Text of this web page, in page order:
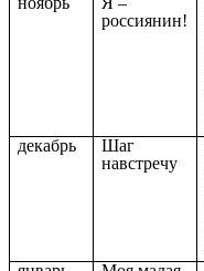
россиянин!
декабрь
Шаг
навстречу